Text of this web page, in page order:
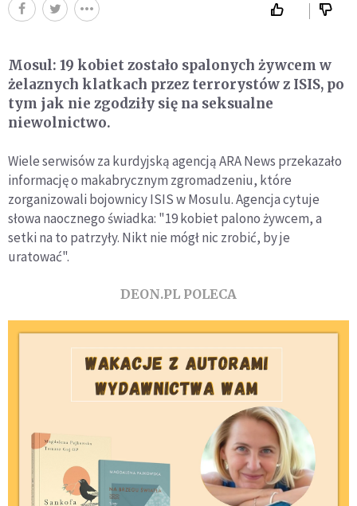
Mosul: 19 kobiet zostało spalonych żywcem w
żelaznych klatkach przez terrorystów z ISIS, po
tym jak nie zgodziły się na seksualne
niewolnictwo.
Wiele serwisów za kurdyjską agencją ARA News przekazało
informację o makabrycznym zgromadzeniu, które
zorganizowali bojownicy ISIS w Mosulu. Agencja cytuje
słowa naocznego świadka: "19 kobiet palono żywcem, a
setki na to patrzyły. Nikt nie mógł nic zrobić, by je
uratować".
DEON.PL POLECA